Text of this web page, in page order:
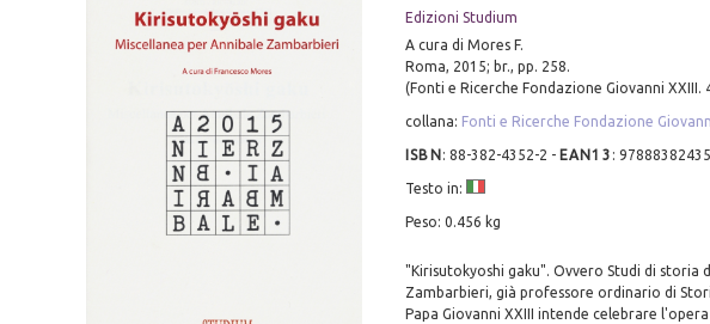
Edizioni Studium
A cura di Mores F.
Roma, 2015; br., pp. 258.
(Fonti e Ricerche Fondazione Giovanni XXIII.
collana: Fonti e Ricerche Fondazione Giovanni
ISBN : 88-382-4352-2 - EAN13 :
Testo in:
Peso: 0.456 kg
"Kirisutokyoshi gaku". Ovvero Studi di storia
Zambarbieri, già professore ordinario di
Papa Giovanni XXIII intende celebrare